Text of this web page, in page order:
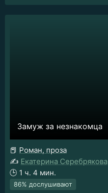
Замуж за незнакомца
📕 Роман, проза
✍️ Екатерина Серебрякова
🕒 1 ч. 4 мин.
86% дослушивают